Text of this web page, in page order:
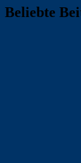
Beliebte